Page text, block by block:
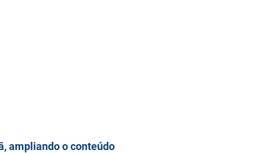
ampliando o conteúdo